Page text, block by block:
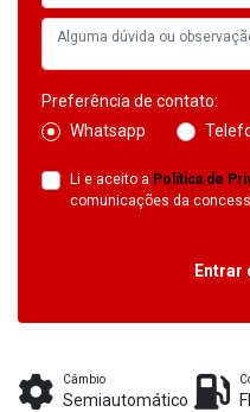
Preferência de contato:
Whatsapp
Li e aceito a Política de
comunicações da
Entrar
Câmbio
Semiautomático